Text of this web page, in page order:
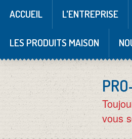
ACCUEIL L'ENTREPRISE
LES PRODUITS MAISON
vous